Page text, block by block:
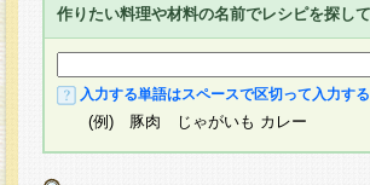
作りたい料理や材料の名前でレシピを探し
入力する単語はスペースで区切って入力す
(例) 豚肉 じゃがいも カレー